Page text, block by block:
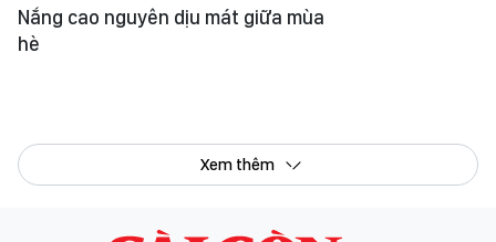
Nắng cao nguyên dịu mát giữa mùa
hè
Xem thêm